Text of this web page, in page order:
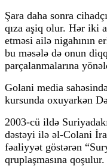
Şara daha sonra
qıza aşiq olur. Hər iki
etməsi ailə nigahının
bu məsələ də onun
parçalanmalarına
Golani media
kursunda oxuyarkən
2003-cü ildə
dəstəyi ilə əl-Colani
fəaliyyət göstərən
qruplaşmasına qoşulur.